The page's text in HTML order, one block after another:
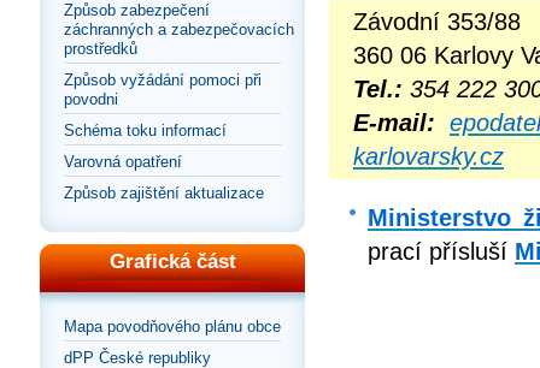
Způsob zabezpečení
záchranných a zabezpečovacích
prostředků
Způsob vyžádání pomoci při
povodni
Schéma toku informací
Varovná opatření
Způsob zajištění aktualizace
Grafická část
Mapa povodňového plánu obce
dPP České republiky
Závodní 353/88
360 06 Karlovy
Tel.: 354 222
E-mail:
karlovarsky.cz
Ministerstvo
prací přísluší